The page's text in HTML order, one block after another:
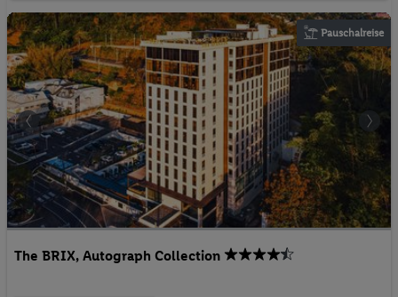
Pauschalreise
The BRIX, Autograph Collection